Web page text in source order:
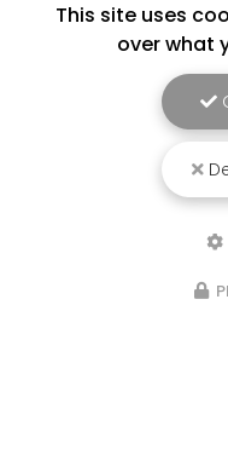
This site uses
over what